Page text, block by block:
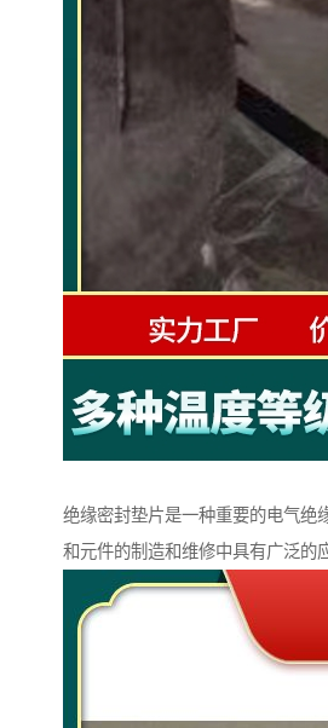
绝缘密封垫片是一种重要的电气绝
和元件的制造和维修中具有广泛的